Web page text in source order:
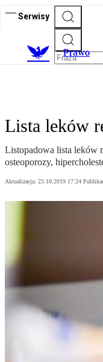
Serwisy
Prawo
Lista leków
Listopadowa lista leków
osteoporozy,
Aktualizacja: 23.10.2019 17:24